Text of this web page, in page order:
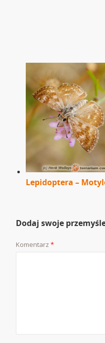
Lepidoptera –
Dodaj swoje
Komentarz*